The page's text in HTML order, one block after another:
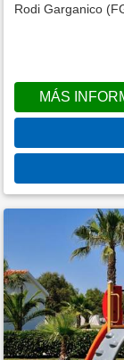
Rodi Garganico
MÁS